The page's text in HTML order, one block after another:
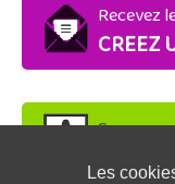
Les
Recevez
CREEZ
Soyez